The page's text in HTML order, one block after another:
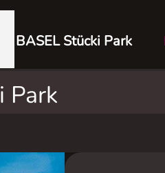
BASEL Stücki Park
Park